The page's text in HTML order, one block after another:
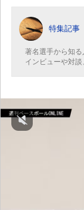
特集記事
著名選手から知
インビューや対談